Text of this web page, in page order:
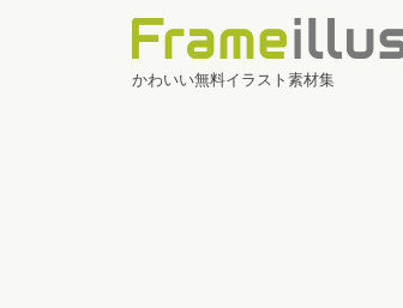
かわいい無料イラスト素材集